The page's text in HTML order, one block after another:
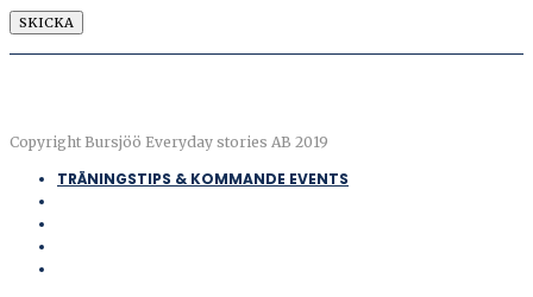
Copyright Bursjöö Everyday stories AB 2019
TRÄNINGSTIPS & KOMMANDE EVENTS